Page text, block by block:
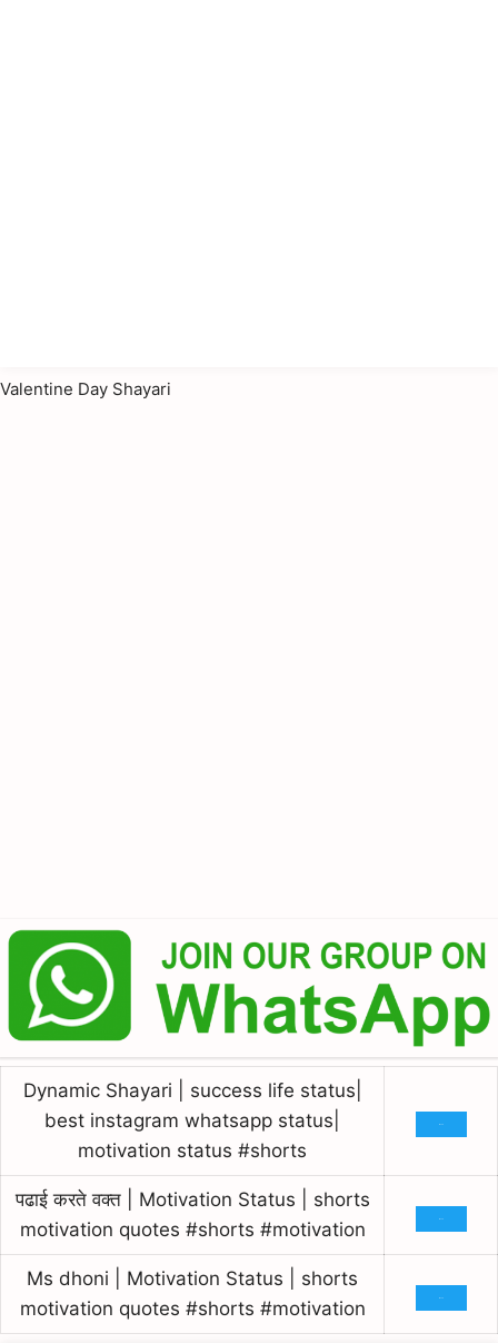
Valentine Day Shayari
Dynamic Shayari | success life status|
best instagram whatsapp status|
motivation status #shorts
पढाई करते वक्त | Motivation Status | shorts
motivation quotes #shorts #motivation
Ms dhoni | Motivation Status | shorts
motivation quotes #shorts #motivation